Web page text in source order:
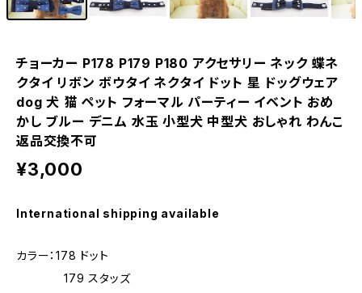
チョーカー P178 P179 P180 アクセサリー ネック 蝶ネ
クタイ リボン ボウタイ ネクタイ ドット 星 ドッグウェア
dog 犬 猫 ペット フォーマル パーティー イベント おめ
かし ブルー デニム 水玉 小型犬 中型犬 おしゃれ わんこ
返品交換不可
¥3,000
International shipping available
カラー：178 ドット
179 スタッズ